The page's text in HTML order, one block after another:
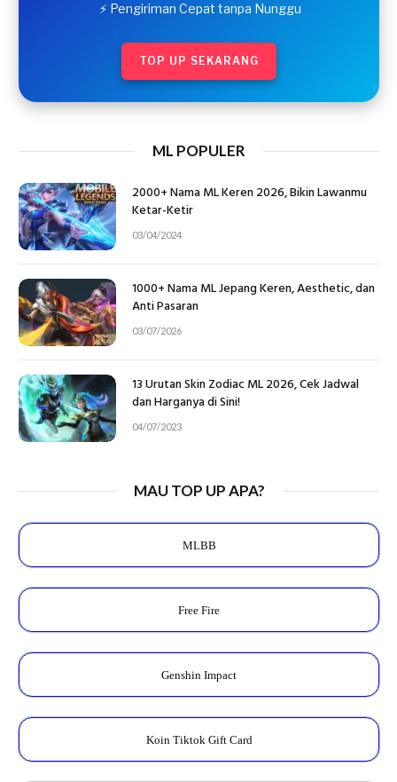
⚡ Pengiriman Cepat tanpa Nunggu
TOP UP SEKARANG
ML POPULER
2000+ Nama ML Keren 2026, Bikin Lawanmu
Ketar-Ketir
03/04/2024
1000+ Nama ML Jepang Keren, Aesthetic, dan
Anti Pasaran
03/07/2026
13 Urutan Skin Zodiac ML 2026, Cek Jadwal
dan Harganya di Sini!
04/07/2023
MAU TOP UP APA?
MLBB
Free Fire
Genshin Impact
Koin Tiktok Gift Card